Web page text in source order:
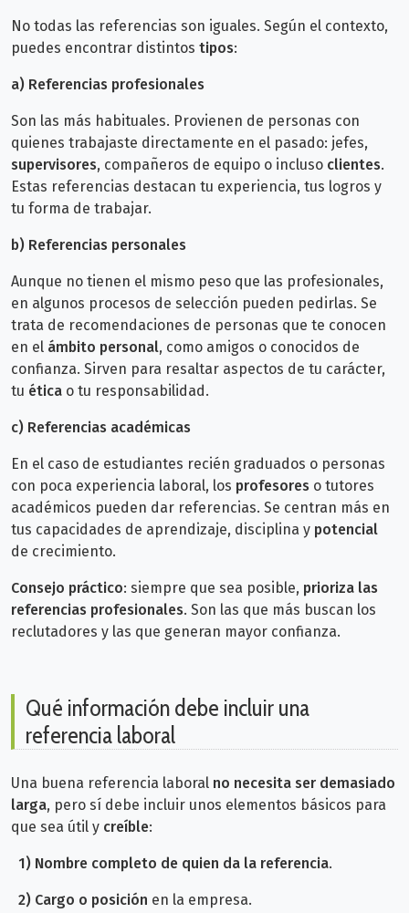
No todas las referencias son iguales. Según el contexto,
puedes encontrar distintos tipos:
a) Referencias profesionales
Son las más habituales. Provienen de personas con
quienes trabajaste directamente en el pasado: jefes,
supervisores, compañeros de equipo o incluso clientes.
Estas referencias destacan tu experiencia, tus logros y
tu forma de trabajar.
b) Referencias personales
Aunque no tienen el mismo peso que las profesionales,
en algunos procesos de selección pueden pedirlas. Se
trata de recomendaciones de personas que te conocen
en el ámbito personal, como amigos o conocidos de
confianza. Sirven para resaltar aspectos de tu carácter,
tu ética o tu responsabilidad.
c) Referencias académicas
En el caso de estudiantes recién graduados o personas
con poca experiencia laboral, los profesores o tutores
académicos pueden dar referencias. Se centran más en
tus capacidades de aprendizaje, disciplina y potencial
de crecimiento.
Consejo práctico: siempre que sea posible, prioriza las
referencias profesionales. Son las que más buscan los
reclutadores y las que generan mayor confianza.
Qué información debe incluir una
referencia laboral
Una buena referencia laboral no necesita ser demasiado
larga, pero sí debe incluir unos elementos básicos para
que sea útil y creíble:
1) Nombre completo de quien da la referencia.
2) Cargo o posición en la empresa.